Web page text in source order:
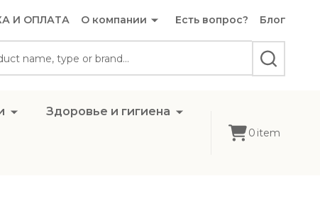
И ОПЛАТА О компании Есть вопрос? Блог
SEARCH
Здоровье и гигиена
0 item